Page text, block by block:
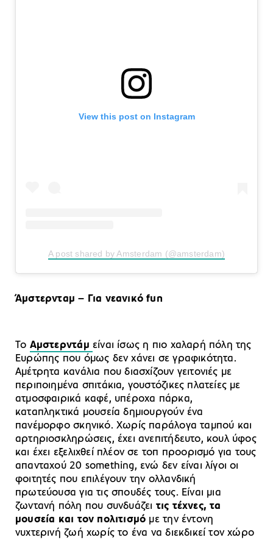
View this post on Instagram
A post shared by Amsterdam (@amsterdam)
Άμστερνταμ – Για νεανικό fun
Το Αμστερντάμ είναι ίσως η πιο χαλαρή πόλη της
Ευρώπης που όμως δεν χάνει σε γραφικότητα.
Αμέτρητα κανάλια που διασχίζουν γειτονιές με
περιποιημένα σπιτάκια, γουστόζικες πλατείες με
ατμοσφαιρικά καφέ, υπέροχα πάρκα,
καταπληκτικά μουσεία δημιουργούν ένα
πανέμορφο σκηνικό. Χωρίς παράλογα ταμπού και
αρτηριοσκληρώσεις, έχει ανεπιτήδευτο, κουλ ύφος
και έχει εξελιχθεί πλέον σε τοπ προορισμό για τους
απανταχού 20 something, ενώ δεν είναι λίγοι οι
φοιτητές που επιλέγουν την ολλανδική
πρωτεύουσα για τις σπουδές τους. Είναι μια
ζωντανή πόλη που συνδυάζει τις τέχνες, τα
μουσεία και τον πολιτισμό με την έντονη
νυχτερινή ζωή χωρίς το ένα να διεκδικεί τον χώρο